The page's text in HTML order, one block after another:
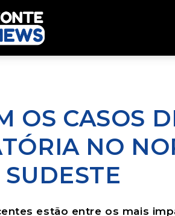
OS CASOS
NO
estão entre os mais